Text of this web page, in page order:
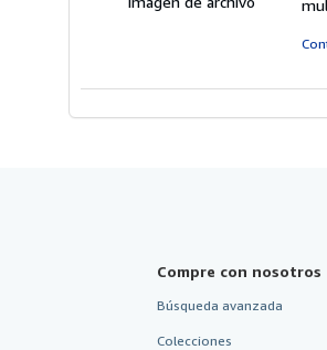
Compre con nosotros
Búsqueda avanzada
Colecciones